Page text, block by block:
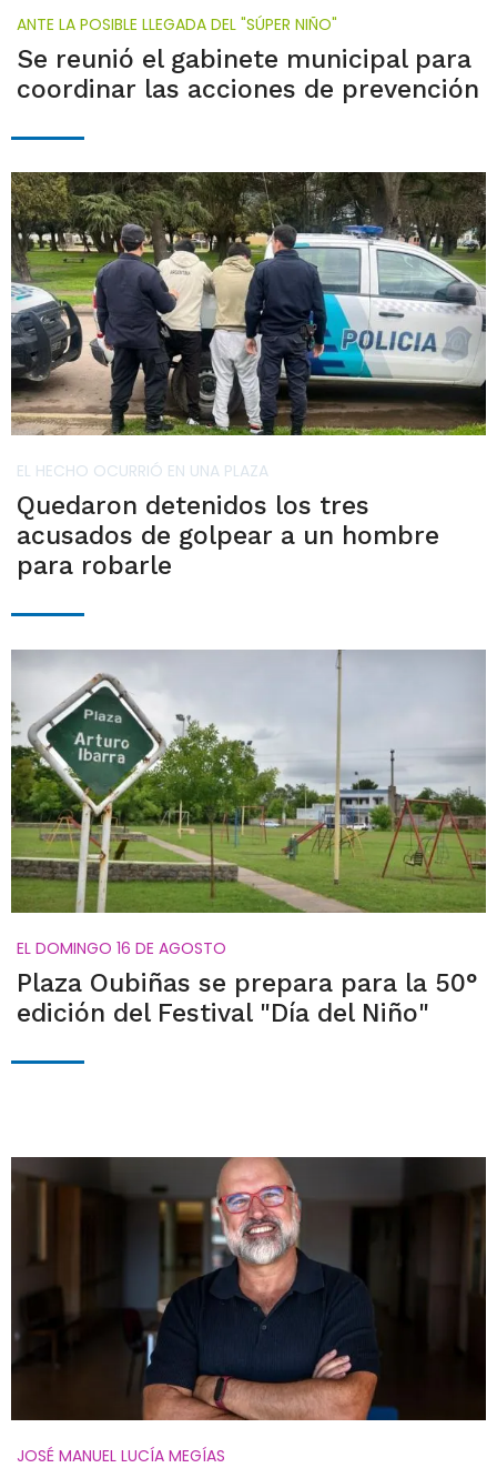
ANTE LA POSIBLE LLEGADA DEL "SÚPER NIÑO"
Se reunió el gabinete municipal para
coordinar las acciones de prevención
EL HECHO OCURRIÓ EN UNA PLAZA
Quedaron detenidos los tres
acusados de golpear a un hombre
para robarle
EL DOMINGO 16 DE AGOSTO
Plaza Oubiñas se prepara para la 50°
edición del Festival "Día del Niño"
JOSÉ MANUEL LUCÍA MEGÍAS